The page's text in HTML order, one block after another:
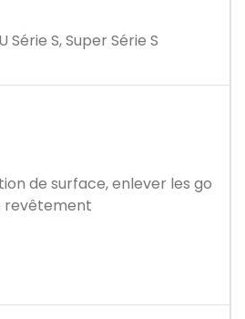
Série S, Super Série S
de surface, enlever les go